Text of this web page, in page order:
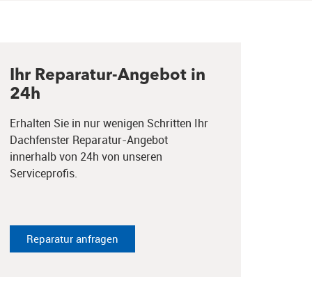
Ihr Reparatur-Angebot in
24h
Erhalten Sie in nur wenigen Schritten Ihr
Dachfenster Reparatur-Angebot
innerhalb von 24h von unseren
Serviceprofis.
Reparatur anfragen